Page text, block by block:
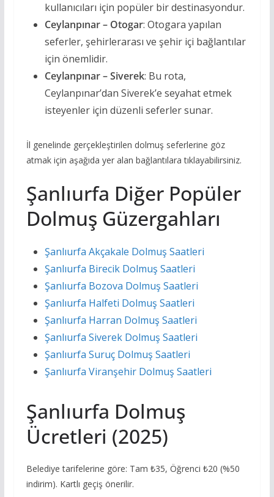
kullanıcıları için popüler bir destinasyondur.
Ceylanpınar – Otogar: Otogara yapılan
seferler, şehirlerarası ve şehir içi bağlantılar
için önemlidir.
Ceylanpınar – Siverek: Bu rota,
Ceylanpınar’dan Siverek’e seyahat etmek
isteyenler için düzenli seferler sunar.
İl genelinde gerçekleştirilen dolmuş seferlerine göz
atmak için aşağıda yer alan bağlantılara tıklayabilirsiniz.
Şanlıurfa Diğer Popüler
Dolmuş Güzergahları
Şanlıurfa Akçakale Dolmuş Saatleri
Şanlıurfa Birecik Dolmuş Saatleri
Şanlıurfa Bozova Dolmuş Saatleri
Şanlıurfa Halfeti Dolmuş Saatleri
Şanlıurfa Harran Dolmuş Saatleri
Şanlıurfa Siverek Dolmuş Saatleri
Şanlıurfa Suruç Dolmuş Saatleri
Şanlıurfa Viranşehir Dolmuş Saatleri
Şanlıurfa Dolmuş
Ücretleri (2025)
Belediye tarifelerine göre: Tam ₺35, Öğrenci ₺20 (%50
indirim). Kartlı geçiş önerilir.